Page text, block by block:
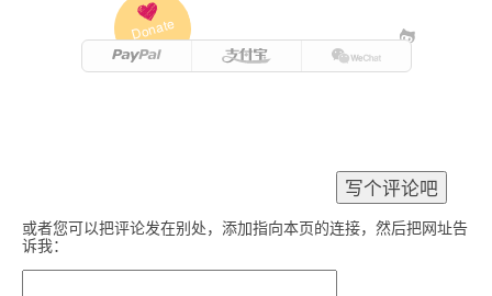
Donate
或者您可以把评论发在别处，添加指向本页的连接，然后把网址告
诉我：